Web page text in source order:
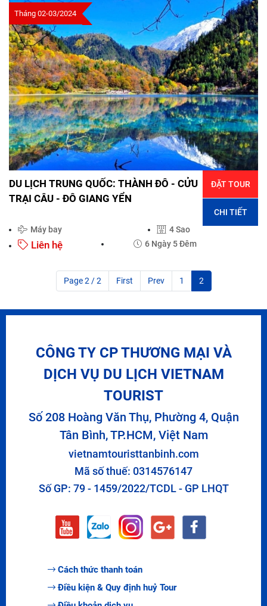
Tháng 02-03/2024
DU LỊCH TRUNG QUỐC: THÀNH ĐÔ - CỬU
TRẠI CÂU - ĐÔ GIANG YỂN
Máy bay 4 Sao
Liên hệ 6 Ngày 5 Đêm
ĐẶT TOUR
CHI TIẾT
Page 2 / 2 First Prev 1 2
CÔNG TY CP THƯƠNG MẠI VÀ
DỊCH VỤ DU LỊCH VIETNAM
TOURIST
Số 208 Hoàng Văn Thụ, Phường 4, Quận
Tân Bình, TP.HCM, Việt Nam
vietnamtouristtanbinh.com
Mã số thuế: 0314576147
Số GP: 79 - 1459/2022/TCDL - GP LHQT
Cách thức thanh toán
Điều kiện & Quy định huỷ Tour